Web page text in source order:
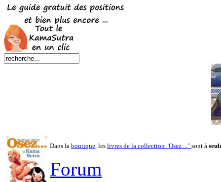
Dans la boutique, les livres de la collection "Osez ..." sont à
Forum